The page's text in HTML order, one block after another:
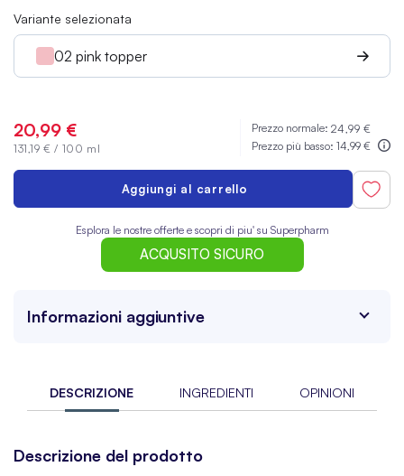
Variante selezionata
02 pink topper
20,99 €
131,19 € / 100 ml
Prezzo normale: 24,99 €
Prezzo più basso: 14,99 €
Aggiungi al carrello
Esplora le nostre offerte e scopri di piu' su Superpharm
ACQUSITO SICURO
DESCRIZIONE INGREDIENTI OPINIONI
Descrizione del prodotto
Informazioni aggiuntive